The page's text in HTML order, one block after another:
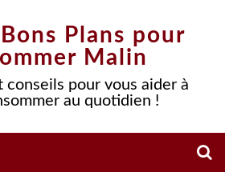
Plans pour
Malin
conseils pour vous aider à
au quotidien !